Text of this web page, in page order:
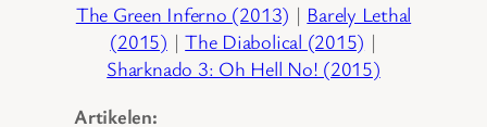
The Green Inferno (2013) | Barely Lethal
(2015) |The Diabolical (2015) |
Sharknado 3: Oh Hell No! (2015)
Artikelen: